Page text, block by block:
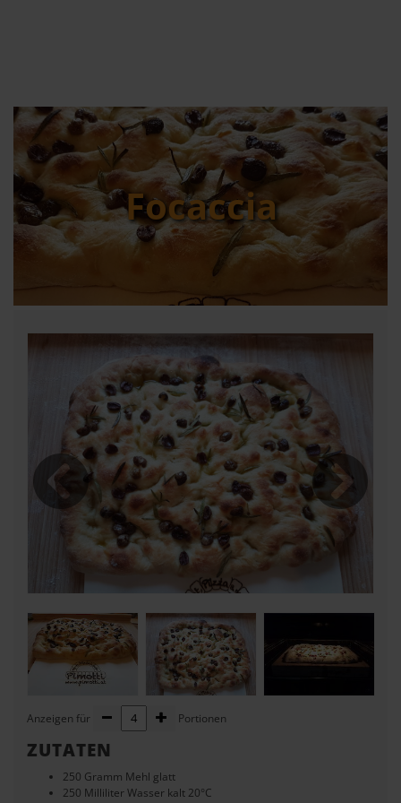
Focaccia
Anzeigen für Portionen
ZUTATEN
250 Gramm Mehl glatt
250 Milliliter Wasser kalt 20°C